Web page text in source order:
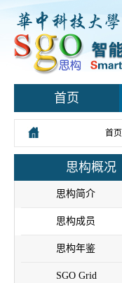
首页
首页
思构概况
思构简介
思构成员
思构年鉴
SGO Grid